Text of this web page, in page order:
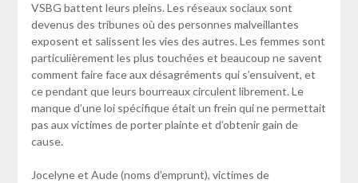
VSBG battent leurs pleins. Les réseaux sociaux sont
devenus des tribunes où des personnes malveillantes
exposent et salissent les vies des autres. Les femmes sont
particulièrement les plus touchées et beaucoup ne savent
comment faire face aux désagréments qui s’ensuivent, et
ce pendant que leurs bourreaux circulent librement. Le
manque d’une loi spécifique était un frein qui ne permettait
pas aux victimes de porter plainte et d’obtenir gain de
cause.
Jocelyne et Aude (noms d’emprunt), victimes de